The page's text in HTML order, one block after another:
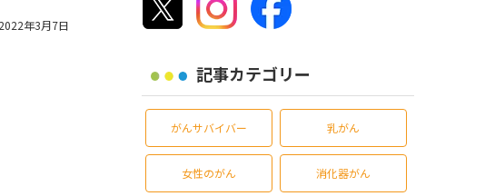
2022年3月7日
記事カテゴリー
がんサバイバー 乳がん
女性のがん 消化器がん